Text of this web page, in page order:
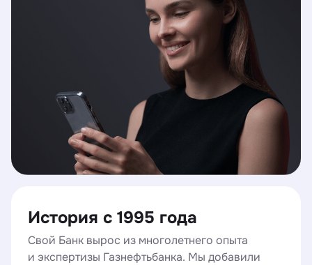
История с 1995 года
Свой Банк вырос из многолетнего опыта
и экспертизы Газнефтьбанка. Мы добавили